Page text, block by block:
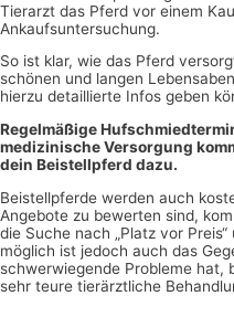
Tierarzt das Pferd vor einem
Ankaufsuntersuchung.
So ist klar, wie das Pferd
schönen und langen
hierzu detaillierte Infos geben
Regelmäßige
medizinische Versorgung
dein Beistellpferd dazu.
Beistellpferde werden auch
Angebote zu bewerten sind,
die Suche nach „Platz vor
möglich ist jedoch auch das
schwerwiegende Probleme hat,
sehr teure tierärztliche